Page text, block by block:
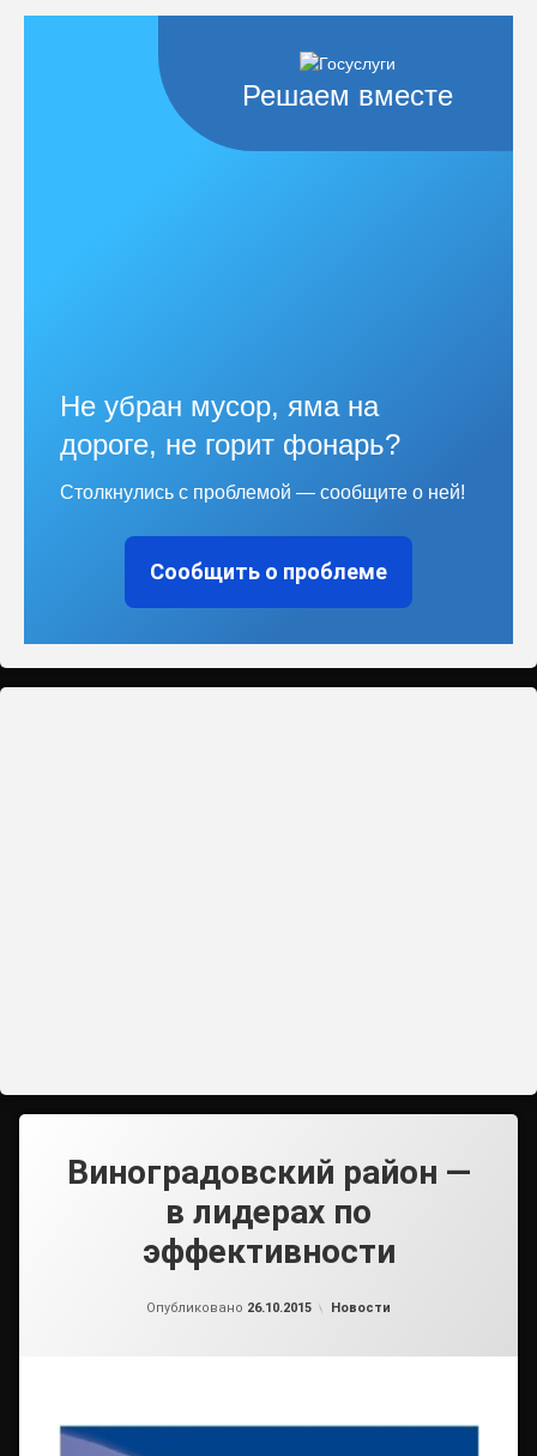
Решаем вместе
Не убран мусор, яма на
дороге, не горит фонарь?
Столкнулись с проблемой — сообщите о ней!
Сообщить о проблеме
Виноградовский район —
в лидерах по
эффективности
Опубликовано 26.10.2015 Рубрики:
Новости